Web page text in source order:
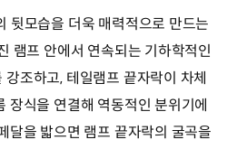
뒷모습을 더욱 매력적으로 만드는
램프 안에서 연속되는 기하학적인
조하고, 테일램프 끝자락이 차체
장식을 연결해 역동적인 분위기에
달을 밟으면 램프 끝자락의 굴곡을